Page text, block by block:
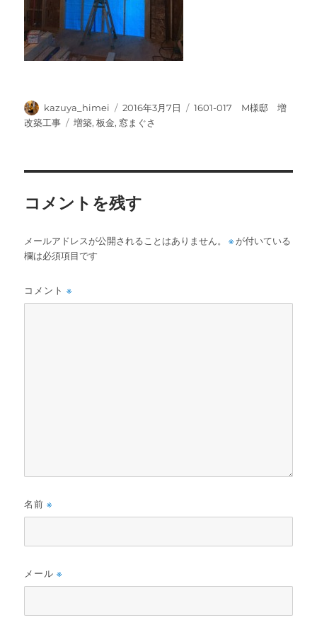
投
稿
kazuya_himei
投
稿
2016年3月7日
カ
1601-017 M様邸 増
改築工事
タ
増築,板金, 窓まぐさ
コメントを残す
メールアドレスが公開されることはありません。 ※が付いている
欄は必須項目です
コメント※
名前※
メール※